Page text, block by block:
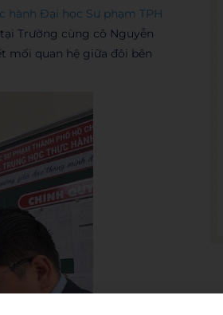
hành Đại học Sư phạm TPH
Trường cùng cô Nguyễn
mối quan hệ giữa đôi bên